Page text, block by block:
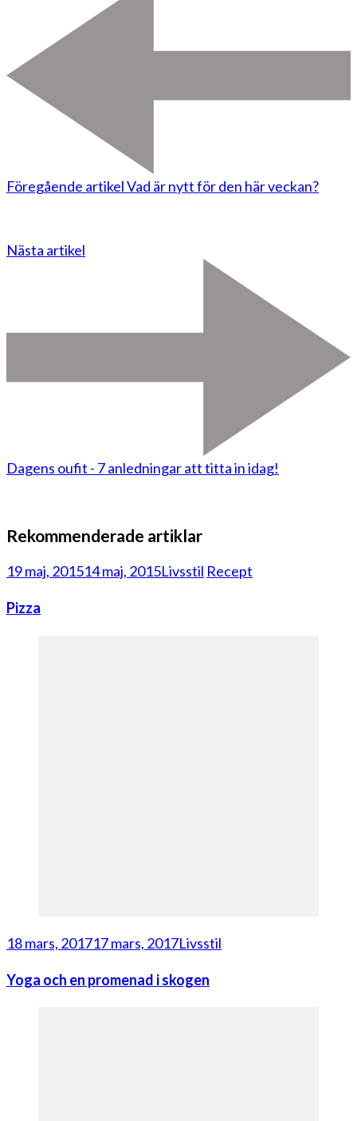
Föregående artikelVad är nytt för den här veckan?
Nästa artikel
Dagens oufit - 7 anledningar att titta in idag!
Rekommenderade artiklar
19 maj, 201514 maj, 2015Livsstil Recept
Pizza
18 mars, 201717 mars, 2017Livsstil
Yoga och en promenad i skogen